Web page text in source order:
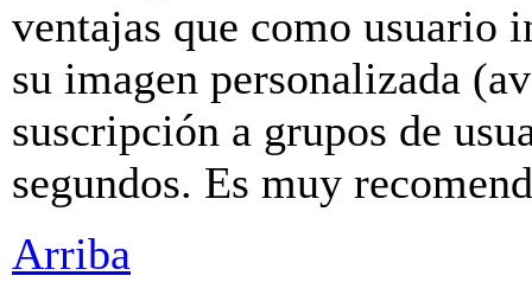
ventajas que como usuario
su imagen personalizada
suscripción a grupos de
segundos. Es muy
Arriba